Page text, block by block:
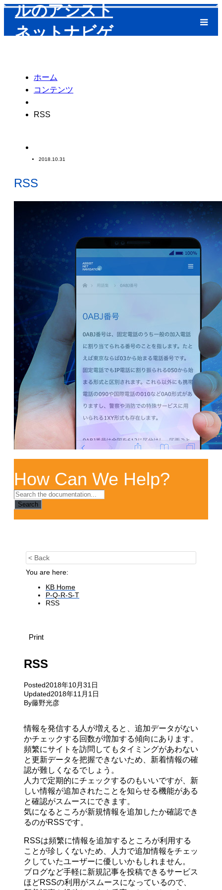
ホーム
コンテンツ
RSS
2018.10.31
RSS
How Can We Help?
Search
< Back
You are here:
KB Home
P-Q-R-S-T
RSS
Print
RSS
Posted2018年10月31日
Updated2018年11月1日
By藤野光彦
情報を発信する人が増えると、追加データがない
かチェックする回数が増加する傾向にあります。
頻繁にサイトを訪問してもタイミングがあわない
と更新データを把握できないため、新着情報の確
認が難しくなるでしょう。
人力で定期的にチェックするのもいいですが、新
しい情報が追加されたことを知らせる機能がある
と確認がスムースにできます。
気になるところが新規情報を追加したか確認でき
るのがRSSです。
RSSは頻繁に情報を追加するところが利用する
ことが珍しくないため、人力で追加情報をチェッ
クしていたユーザーに優しいかもしれません。
ブログなど手軽に新規記事を投稿できるサービス
ほどRSSの利用がスムースになっているので、